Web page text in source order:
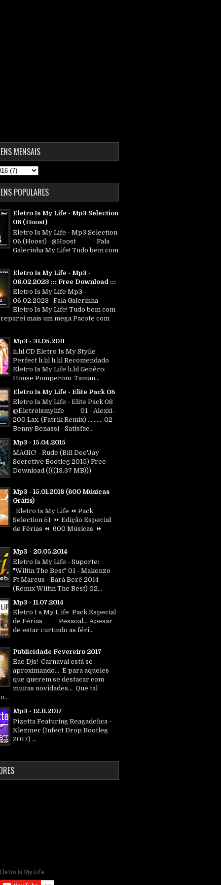
MENSAIS
POPULARES
Eletro Is My Life - Mp3 Selection
06 (Hoost)
Eletro Is My Life - Mp3 Selection
06 (Hoost) @Hoost Fala
Galerinha My Life! Tudo bem com
Eletro Is My Life - Mp3 -
06.02.2023 ::: Free Download :::
Eletro Is My Life Mp3 -
06.02.2023 Fala Galerinha
Eletro Is My Life! Tudo bem com
mais um mega Pacote com
Mp3 - 31.05.2011
lı.lıl CD Eletro Is My Stylle
Perfect lı.lıl lı.lıl Recomendado
Eletro Is My Life lı.lıl Genêro:
House Pomperom Taman...
Eletro Is My Life - Elite Pack 08
Eletro Is My Life - Elite Pack 08
@Eletroismylife 01 - Alexxi -
200 Lax. (Fatrik Remix) .......... 02 -
Benny Benassi - Satisfac...
Mp3 - 15.04.2015
MAGIC! - Rude (Bill Dee'Jay
Secretive Bootleg 2015) Free
Download ((((13.37 MB)))
Mp3 - 15.01.2018 (600 Músicas
Grátis)
Eletro Is My Life ⏪ Pack
Selection 51 ⏩ Edição Especial
de Férias ⏪ 600 Músicas ⏩
Mp3 - 20.05.2014
Eletro Is My Life - Suporte:
"Wiltin The Best" 01 - Makenzo
Ft.Marcus - Bará Berê 2014
(Remix Wiltin The Best) 02...
Mp3 - 11.07.2014
Eletro I s My L ife Pack Especial
de Férias Pessoal... Apesar
de estar curtindo as féri...
Publicidade Fevereiro 2017
Eae Djs! Carnaval está se
aproximando... E para aqueles
que querem se destacar com
muitas novidades... Que tal
Mp3 - 12.11.2017
Pizetta Featuring Reagadelica -
Klezmer (Infect Drop Bootleg
2017) ...